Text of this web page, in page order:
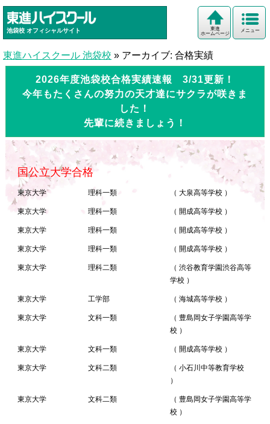
池袋校 オフィシャルサイト メニュー
東進
ホームページ
東進ハイスクール 池袋校 » アーカイブ: 合格実績
2026年度池袋校合格実績速報 3/31更新！
今年もたくさんの努力の天才達にサクラが咲きま
した！
先輩に続きましょう！
国公立大学合格
東京大学 理科一類 （ 大泉高等学校 ）
東京大学 理科一類 （ 開成高等学校 ）
東京大学 理科一類 （ 開成高等学校 ）
東京大学 理科一類 （ 開成高等学校 ）
東京大学 理科二類
（ 渋谷教育学園渋谷高等
学校 ）
東京大学 工学部 （ 海城高等学校 ）
東京大学 文科一類
（ 豊島岡女子学園高等学
校 ）
東京大学 文科一類 （ 開成高等学校 ）
東京大学 文科二類
（ 小石川中等教育学校
）
東京大学 文科二類
（ 豊島岡女子学園高等学
校 ）